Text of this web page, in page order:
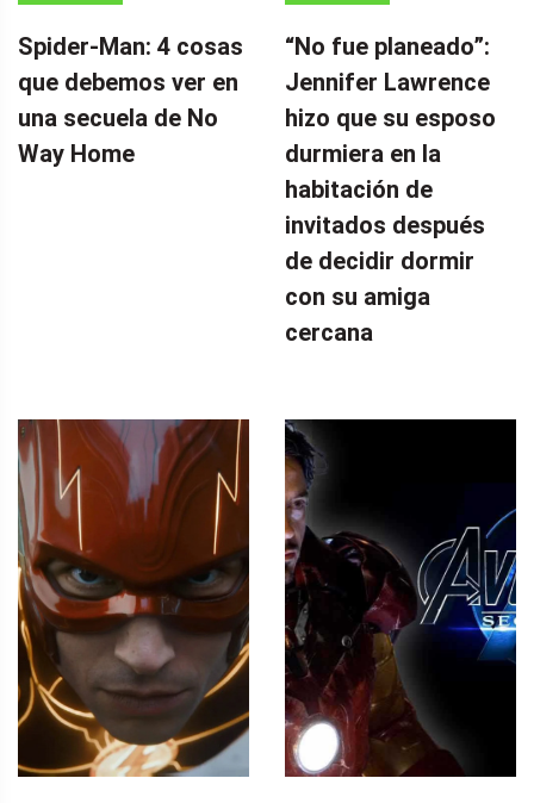
Spider-Man: 4 cosas
que debemos ver en
una secuela de No
Way Home
“No fue planeado”: ​​
Jennifer Lawrence
hizo que su esposo
durmiera en la
habitación de
invitados después
de decidir dormir
con su amiga
cercana